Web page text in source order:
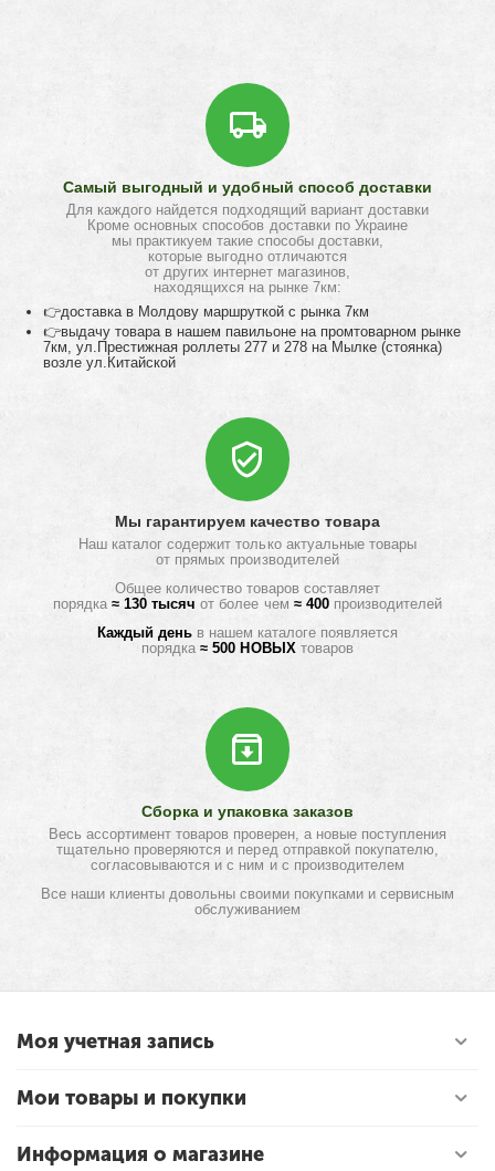
Самый выгодный и удобный способ доставки
Для каждого найдется подходящий вариант доставки
Кроме основных способов доставки по Украине
мы практикуем такие способы доставки,
которые выгодно отличаются
от других интернет магазинов,
находящихся на рынке 7км:
👉доставка в Молдову маршруткой с рынка 7км
👉выдачу товара в нашем павильоне на промтоварном рынке
7км, ул.Престижная роллеты 277 и 278 на Мылке (стоянка)
возле ул.Китайской
Мы гарантируем качество товара
Наш каталог содержит только актуальные товары
от прямых производителей
Общее количество товаров составляет
порядка≈ 130 тысяч от более чем ≈ 400 производителей
Каждый деньв нашем каталоге появляется
порядка≈ 500 НОВЫХ товаров
Сборка и упаковка заказов
Весь ассортимент товаров проверен, а новые поступления
тщательно проверяются и перед отправкой покупателю,
согласовываются и с ним и с производителем
Все наши клиенты довольны своими покупками и сервисным
обслуживанием
Моя учетная запись
Мои товары и покупки
Информация о магазине